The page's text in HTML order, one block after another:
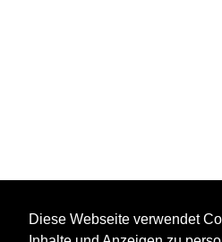
Diese Webseite verwendet